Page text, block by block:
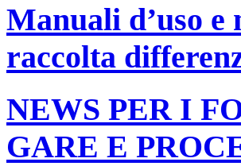
Manuali d’uso
raccolta
NEWS PER I
GARE E